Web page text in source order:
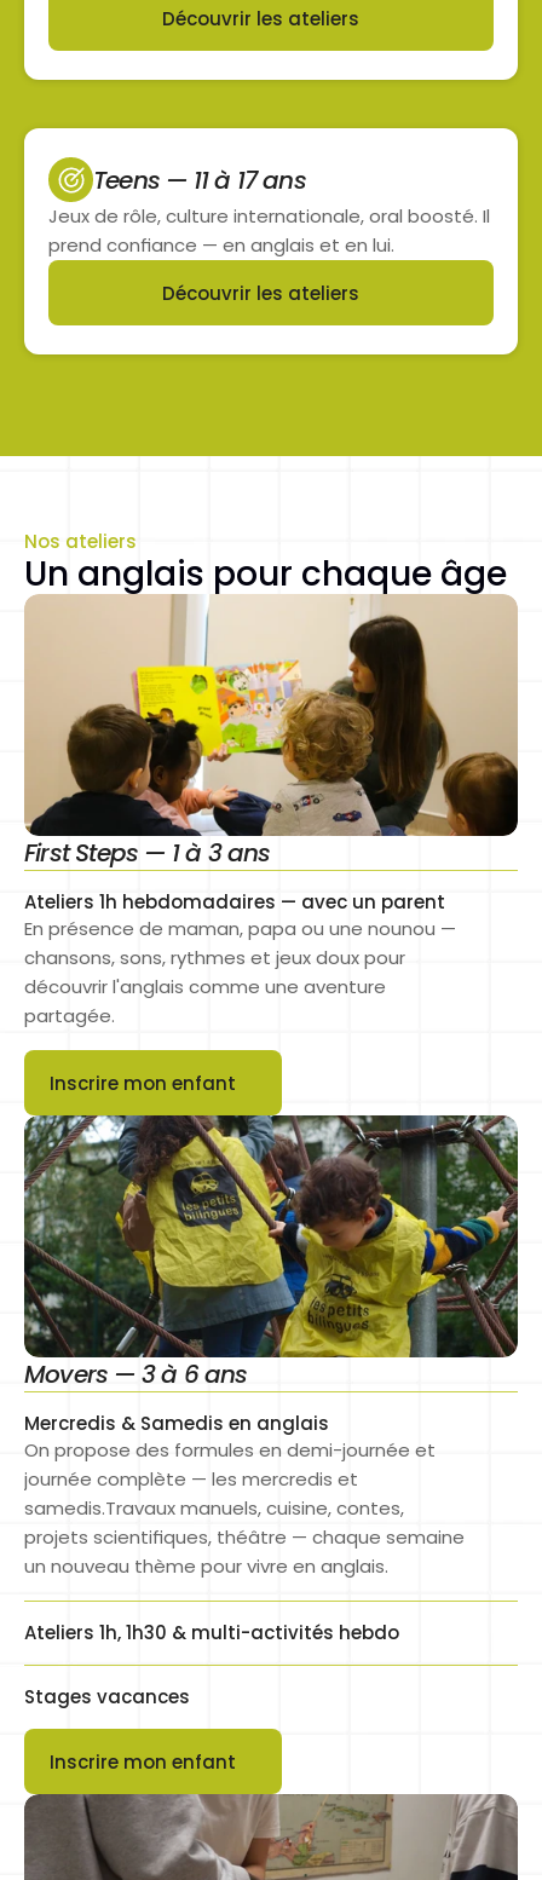
Découvrir les ateliers
Teens — 11 à 17 ans
Jeux de rôle, culture internationale, oral boosté. Il
prend confiance — en anglais et en lui.
Découvrir les ateliers
Nos ateliers
Un anglais pour chaque âge
First Steps — 1 à 3 ans
Ateliers 1h hebdomadaires — avec un parent
En présence de maman, papa ou une nounou —
chansons, sons, rythmes et jeux doux pour
découvrir l'anglais comme une aventure
partagée.
Inscrire mon enfant
Movers — 3 à 6 ans
Mercredis & Samedis en anglais
On propose des formules en demi-journée et
journée complète — les mercredis et
samedis.Travaux manuels, cuisine, contes,
projets scientifiques, théâtre — chaque semaine
un nouveau thème pour vivre en anglais.
Ateliers 1h, 1h30 & multi-activités hebdo
Stages vacances
Inscrire mon enfant